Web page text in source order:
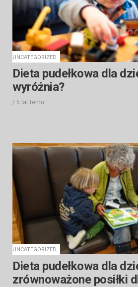
UNCATEGORIZED
Dieta pudełkowa dla
wyróżnia?
/ 5 lat temu
UNCATEGORIZED
Dieta pudełkowa dla
zrównoważone posiłki